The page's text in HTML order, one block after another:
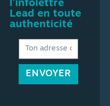
l'infolettre
Lead en toute
authenticité
ENVOYER